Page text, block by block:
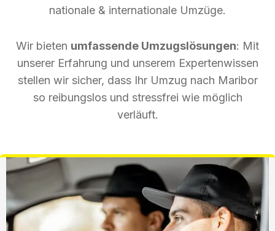
nationale & internationale Umzüge.
Wir bieten umfassende Umzugslösungen: Mit
unserer Erfahrung und unserem Expertenwissen
stellen wir sicher, dass Ihr Umzug nach Maribor
so reibungslos und stressfrei wie möglich
verläuft.